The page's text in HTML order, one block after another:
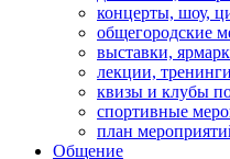
концерты, шоу,
общегородские
выставки,
лекции,
квизы и клубы
спортивные
план
Общение